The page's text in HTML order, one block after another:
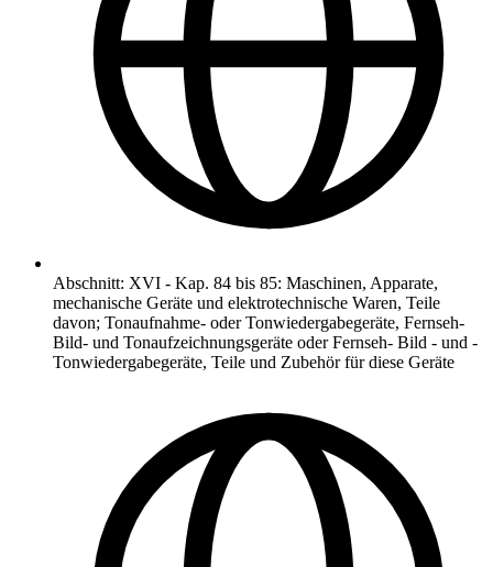
Abschnitt: XVI - Kap. 84 bis 85: Maschinen, Apparate,
mechanische Geräte und elektrotechnische Waren, Teile
davon; Tonaufnahme- oder Tonwiedergabegeräte, Fernseh-
Bild- und Tonaufzeichnungsgeräte oder Fernseh- Bild - und -
Tonwiedergabegeräte, Teile und Zubehör für diese Geräte